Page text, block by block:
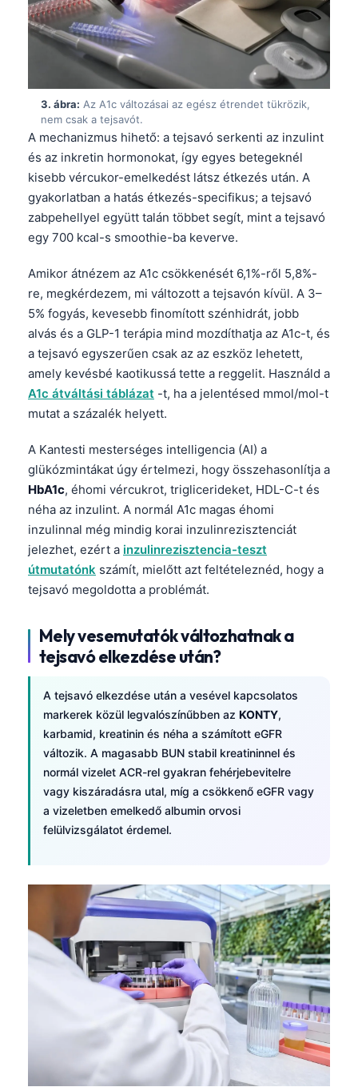
3. ábra: Az A1c változásai az egész étrendet tükrözik,
nem csak a tejsavót.
A mechanizmus hihető: a tejsavó serkenti az inzulint
és az inkretin hormonokat, így egyes betegeknél
kisebb vércukor-emelkedést látsz étkezés után. A
gyakorlatban a hatás étkezés-specifikus; a tejsavó
zabpehellyel együtt talán többet segít, mint a tejsavó
egy 700 kcal-s smoothie-ba keverve.
Amikor átnézem az A1c csökkenését 6,1%-ről 5,8%-
re, megkérdezem, mi változott a tejsavón kívül. A 3–
5% fogyás, kevesebb finomított szénhidrát, jobb
alvás és a GLP-1 terápia mind mozdíthatja az A1c-t, és
a tejsavó egyszerűen csak az az eszköz lehetett,
amely kevésbé kaotikussá tette a reggelit. Használd a
A1c átváltási táblázat -t, ha a jelentésed mmol/mol-t
mutat a százalék helyett.
A Kantesti mesterséges intelligencia (AI) a
glükózmintákat úgy értelmezi, hogy összehasonlítja a
HbA1c, éhomi vércukrot, triglicerideket, HDL-C-t és
néha az inzulint. A normál A1c magas éhomi
inzulinnal még mindig korai inzulinrezisztenciát
jelezhet, ezért a inzulinrezisztencia-teszt
útmutatónk számít, mielőtt azt feltételeznéd, hogy a
tejsavó megoldotta a problémát.
Mely vesemutatók változhatnak a
tejsavó elkezdése után?
A tejsavó elkezdése után a vesével kapcsolatos
markerek közül legvalószínűbben az KONTY,
karbamid, kreatinin és néha a számított eGFR
változik. A magasabb BUN stabil kreatininnel és
normál vizelet ACR-rel gyakran fehérjebevitelre
vagy kiszáradásra utal, míg a csökkenő eGFR vagy
a vizeletben emelkedő albumin orvosi
felülvizsgálatot érdemel.